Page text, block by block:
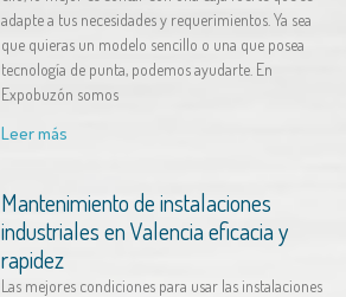
adapte a tus necesidades y requerimientos. Ya sea
que quieras un modelo sencillo o una que posea
tecnología de punta, podemos ayudarte. En
Expobuzón somos
Leer más
Mantenimiento de instalaciones
industriales en Valencia eficacia y
rapidez
Las mejores condiciones para usar las instalaciones